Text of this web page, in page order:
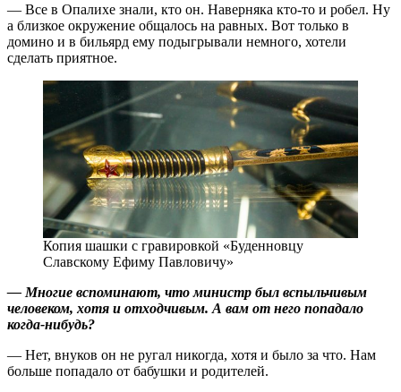
— Все в Опалихе знали, кто он. Наверняка кто-то и робел. Ну
а близкое окружение общалось на равных. Вот только в
домино и в бильярд ему подыгрывали немного, хотели
сделать приятное.
Копия шашки с гравировкой «Буденновцу
Славскому Ефиму Павловичу»
— Многие вспоминают, что министр был вспыльчивым
человеком, хотя и отходчивым. А вам от него попадало
когда-нибудь?
— Нет, внуков он не ругал никогда, хотя и было за что. Нам
больше попадало от бабушки и родителей.